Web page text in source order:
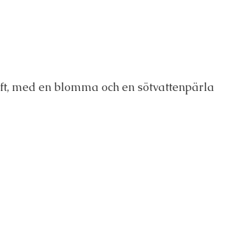
med en blomma och en sötvattenpärla